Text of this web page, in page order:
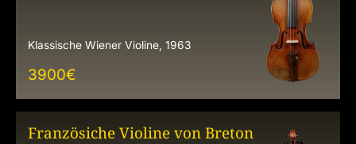
Klassische Wiener Violine, 1963
3900€
Französiche Violine von Breton